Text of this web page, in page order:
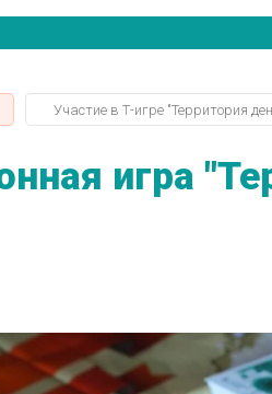
Участие в Т-игре "Территория
игра